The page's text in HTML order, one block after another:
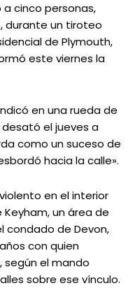
cinco personas,
durante un tiroteo
de Plymouth,
este viernes la
en una rueda de
el jueves a
como un suceso de
hacia la calle».
en el interior
un área de
condado de Devon,
con quien
según el mando
sobre ese vínculo.